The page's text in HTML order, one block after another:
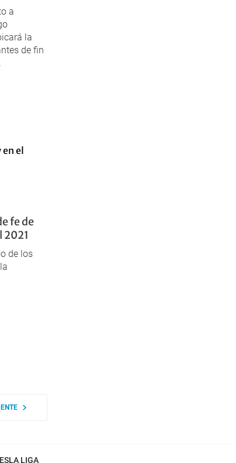
a
la
de fin
fe de
2021
de los
LA LIGA